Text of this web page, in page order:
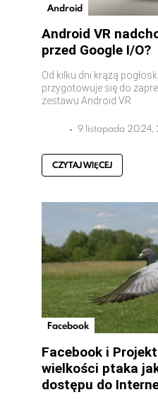
Android
Android VR
przed Google I/O?
Od kilku dni krążą
przygotowuje się do
zestawu Android VR
9 listopada 2024,
CZYTAJ WIĘCEJ
Facebook
Facebook i
wielkości ptaka
dostępu do